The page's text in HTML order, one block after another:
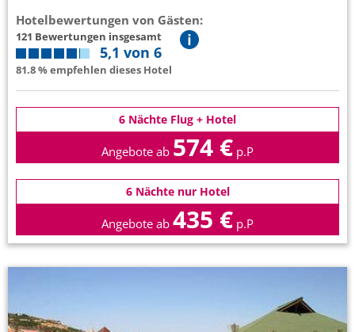
Hotelbewertungen von Gästen:
121 Bewertungen insgesamt
5,1 von 6
81.8 % empfehlen dieses Hotel
6 Nächte Flug + Hotel
Angebote ab 574 € p.P
6 Nächte nur Hotel
Angebote ab 435 € p.P